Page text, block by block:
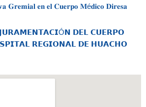
𝐆𝐫𝐞𝐦𝐢𝐚𝐥 𝐞𝐧 𝐞𝐥 𝐂𝐮𝐞𝐫𝐩𝐨 𝐌é𝐝𝐢𝐜𝐨 𝐃𝐢𝐫𝐞𝐬𝐚
𝗗𝗘𝗟 𝗖𝗨𝗘𝗥𝗣𝗢
𝗥𝗘𝗚𝗜𝗢𝗡𝗔𝗟 𝗗𝗘 𝗛𝗨𝗔𝗖𝗛𝗢